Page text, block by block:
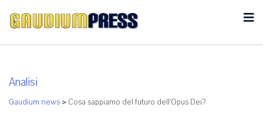
Analisi
Gaudium news > Cosa sappiamo del futuro dell’Opus Dei?